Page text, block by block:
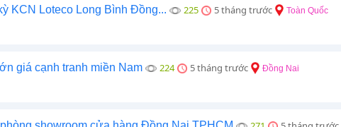
KCN Loteco Long Bình Đồng... 225 5 tháng trước Toàn Quốc
giá cạnh tranh miền Nam 224 5 tháng trước Đồng Nai